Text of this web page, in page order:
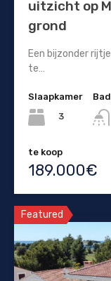
uitzicht op
grond
Een bijzonder
te…
Slaapkamer
3
te koop
189.000€
Featured